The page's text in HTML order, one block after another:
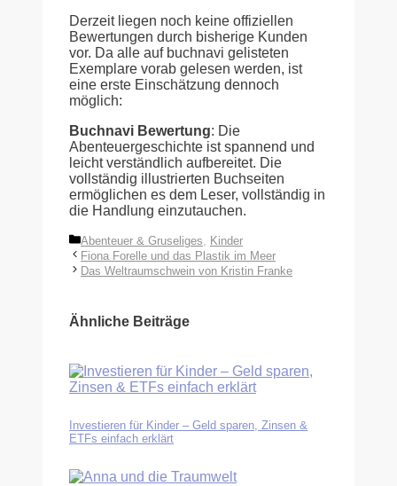
Derzeit liegen noch keine offiziellen
Bewertungen durch bisherige Kunden
vor. Da alle auf buchnavi gelisteten
Exemplare vorab gelesen werden, ist
eine erste Einschätzung dennoch
möglich:
Buchnavi Bewertung: Die
Abenteuergeschichte ist spannend und
leicht verständlich aufbereitet. Die
vollständig illustrierten Buchseiten
ermöglichen es dem Leser, vollständig in
die Handlung einzutauchen.
Kategorien
Abenteuer & Gruseliges, Kinder
Fiona Forelle und das Plastik im Meer
Das Weltraumschwein von Kristin Franke
Ähnliche Beiträge
Investieren für Kinder – Geld sparen, Zinsen &
ETFs einfach erklärt